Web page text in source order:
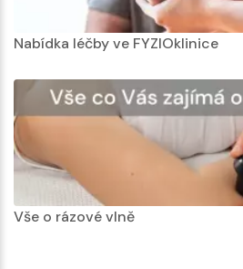
Nabídka léčby ve FYZIOklinice
Vše o rázové vlně